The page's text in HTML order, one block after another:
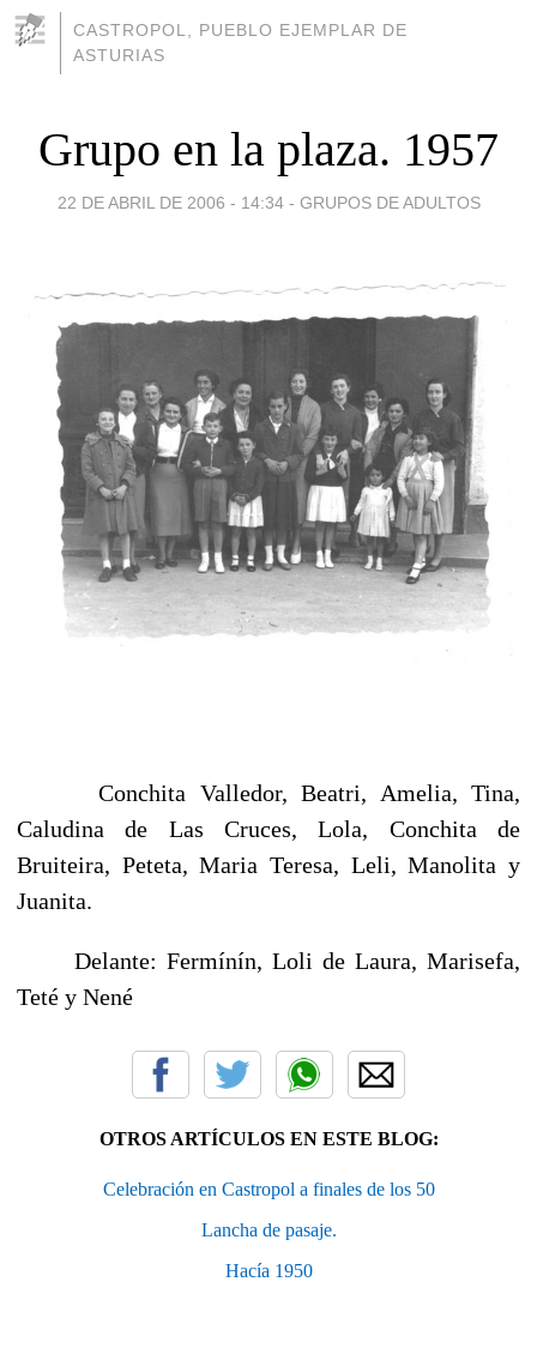
CASTROPOL, PUEBLO EJEMPLAR DE
ASTURIAS
Grupo en la plaza. 1957
22 DE ABRIL DE 2006 - 14:34 - GRUPOS DE ADULTOS
Conchita Valledor, Beatri, Amelia, Tina,
Caludina de Las Cruces, Lola, Conchita de
Bruiteira, Peteta, Maria Teresa, Leli, Manolita y
Juanita.
Delante: Fermínín, Loli de Laura, Marisefa,
Teté y Nené
OTROS ARTÍCULOS EN ESTE BLOG:
Celebración en Castropol a finales de los 50
Lancha de pasaje.
Hacía 1950